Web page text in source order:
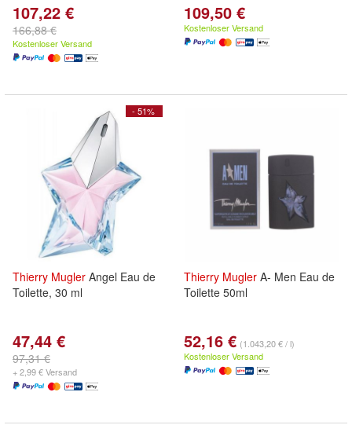
107,22 €
166,88 €
Kostenloser Versand
109,50 €
Kostenloser Versand
- 51%
Thierry Mugler Angel Eau de
Toilette, 30 ml
47,44 €
97,31 €
+ 2,99 € Versand
Thierry Mugler A- Men Eau de
Toilette 50ml
52,16 € (1.043,20 € / l)
Kostenloser Versand